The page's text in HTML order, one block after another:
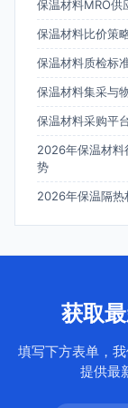
保温材料MRO供
保温材料比价策
保温材料质检标
保温材料集采与
保温材料采购平
2026年保温材料
势
2026年保温隔热
获取
填写下方表单，
提供最